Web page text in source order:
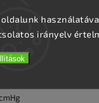
irányelv
felszívódását és a
összehúzza a